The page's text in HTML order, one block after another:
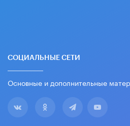
СОЦИАЛЬНЫЕ СЕТИ
Основные и дополнительные